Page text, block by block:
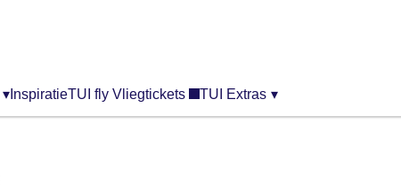
▾ InspiratieTUI fly Vliegtickets TUI Extras ▾